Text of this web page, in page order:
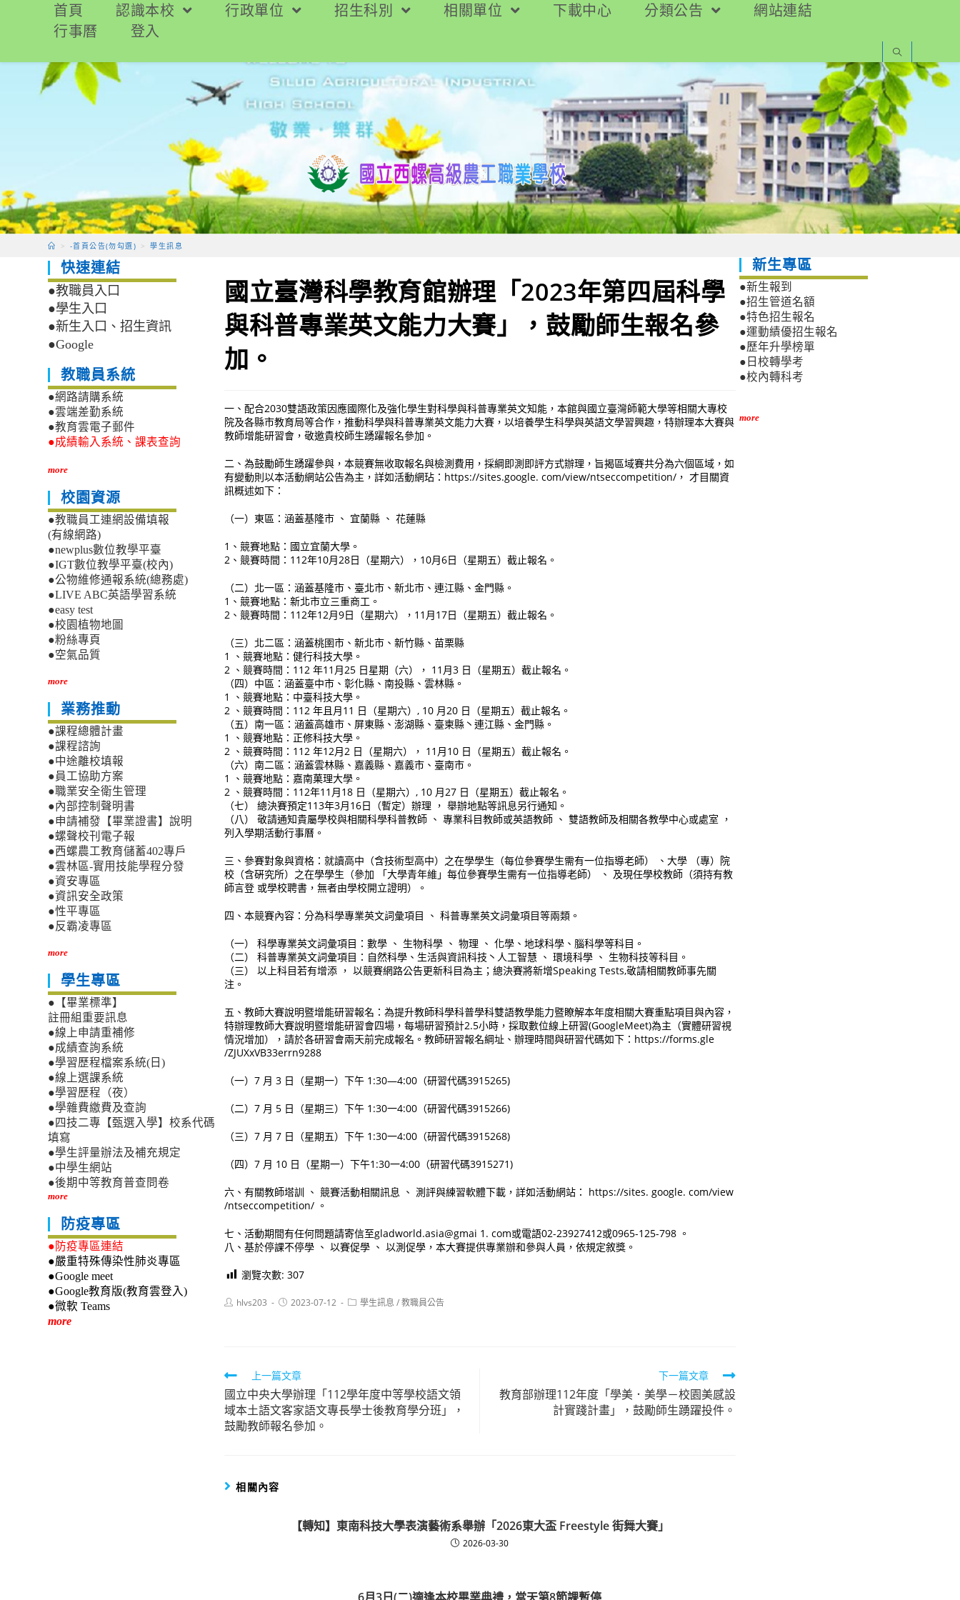
要
首頁 認識本校 行政單位 招生科別 相關單位 下載中心 分類公告
網站連結
行事曆
登入
> -首頁公告(勿勾選) > 學生訊息
國立臺灣科學教育館辦理「2023年第四屆科學
與科普專業英文能力大賽」，鼓勵師生報名參
加。
一、配合2030雙語政策因應國際化及強化學生對科學與科普專業英文知能，本館與國立臺灣師範大學等相關大專校
院及各縣市教育局等合作，推動科學與科普專業英文能力大賽，以培養學生科學與英語文學習興趣，特辦理本大賽與
教師增能研習會，敬邀貴校師生踴躍報名參加。
二、為鼓勵師生踴躍參與，本競賽無收取報名與檢測費用，採綱即測即評方式辦理，旨揭區域賽共分為六個區域，如
有變動則以本活動網站公告為主，詳如活動網玷：https://sites.google. com/view/ntseccompetition/， 才目關資
訊概述如下：
（一）東區：涵蓋基隆市 、 宜蘭縣 、 花蓮縣
1、競賽地點：國立宜蘭大學。
2、競賽時間：112年10月28日（星期六），10月6日（星期五）截止報名。
（二）北一區：涵蓋基隆市、臺北市、新北市、連江縣、金門縣。
1、競賽地點：新北市立三重商工。
2、競賽時間：112年12月9日（星期六），11月17日（星期五）截止報名。
（三）北二區：涵蓋桃圉市、新北市、新竹縣、苗栗縣
1 、競賽地點：健行科技大學。
2 、競賽時間：112 年11月25 日星期（六）， 11月3 日（星期五）截止報名。
（四）中區：涵蓋臺中市、彰化縣、南投縣、雲林縣。
1 、競賽地點：中臺科技大學。
2 、競賽時間：112 年且月11 日（星期六）, 10 月20 日（星期五）截止報名。
（五）南一區：涵蓋高雄市、屏東縣、澎湖縣、臺柬縣丶連江縣、金門縣。
1 、競賽地點：正修科技大學。
2 、競賽時間：112 年12月2 日（星期六）， 11月10 日（星期五）截止報名。
（六）南二區：涵蓋雲林縣、嘉義縣、嘉義市、臺南市。
1 、競賽地點：嘉南菓理大學。
2 、競賽時間：112年11月18 日（星期六）, 10 月27 日（星期五）截止報名。
（七） 總決賽預定113年3月16日（暫定）辦理 ， 舉辦地點等訊息另行通知。
（八） 敬請通知貴屬學校與相關科學科普教師 、 專業科目教師或英語教師 、 雙語教師及相關各教學中心或處室 ，
列入學期活動行事曆。
三、參賽對象與資格：就讀高中（含技術型高中）之在學學生（每位參賽學生需有一位指導老師） 、大學 （專）院
校（含硏究所）之在學學生（參加 「大學青年維」每位參賽學生需有一位指導老師） 、 及現任學校教師（須持有教
師言登 或學校聘書，無者由學校開立證明）。
四、本競賽內容：分為科學專業英文詞彙項目 、 科普專業英文詞彙項目等兩類。
（一） 科學專業英文詞彙項目：數學 、 生物科學 、 物理 、 化學、地球科學、腦科學等科目。
（二） 科普專業英文詞彙項目：自然科學、生活與資訊科技丶人工智慧 、 環境科學 、 生物科技等科目。
（三） 以上科目若有增添 ， 以競賽網路公告更新科目為主；總決賽將新增Speaking Tests,敬請相關教師事先關
注。
五、教師大賽說明暨增能研習報名：為提升教師科學科普學科雙語教學能力暨瞭解本年度相關大賽重點項目與內容，
特辦理教師大賽說明暨增能研習會四場，每場研習預計2.5小時，採取數位線上研習(GoogleMeet)為主（實體研習視
情況增加），請於各研習會兩天前完成報名。教師研習報名綱址、辦理時間與研習代碼如下：https://forms.gle
/ZJUXxVB33errn9288
（一）7 月 3 日（星期一）下午 1:30—4:00（研習代碼3915265)
（二）7 月 5 日（星期三）下午 1:30一4:00（研習代碼3915266)
（三）7 月 7 日（星期五）下午 1:30一4:00（研習代碼3915268)
（四）7 月 10 日（星期一）下午1:30一4:00（研習代碼3915271)
六、有關教師塔訓 、 競賽活動相關訊息 、 測評與練習軟體下載，詳如活動網站： https://sites. google. com/view
/ntseccompetition/ 。
七、活動期間有任何問題請寄信至gladworld.asia@gmai 1. com或電語02-23927412或0965-125-798 。
八、基於停課不停學 、 以賽促學 、 以測促學，本大賽提供專業辦和參與人員，依規定敘獎。
瀏覽次數: 307
Posthlvs203
Post2023-07-12
Post學生訊息 /教職員公告
Read
more
articles
上一篇文章
國立中央大學辦理「112學年度中等學校語文領
域本土語文客家語文專長學士後教育學分班」，
鼓勵教師報名參加。
下一篇文章
教育部辦理112年度「學美．美學－校園美感設
計實踐計畫」，鼓勵師生踴躍投件。
相關內容
【轉知】東南科技大學表演藝術系舉辦「2026東大盃 Freestyle 街舞大賽」
2026-03-30
快速連結
●教職員入口
●學生入口
●新生入口、招生資訊
●Google
教職員系統
●網路請購系統
●雲端差勤系統
●教育雲電子郵件
●成績輸入系統、課表查詢
more
校園資源
●教職員工連網設備填報
(有線網路)
●newplus數位教學平臺
●IGT數位教學平臺(校內)
●公物維修通報系統(總務處)
●LIVE ABC英語學習系統
●easy test
●校園植物地圖
●粉絲專頁
●空氣品質
more
業務推動
●課程總體計畫
●課程諮詢
●中途離校填報
●員工協助方案
●職業安全衛生管理
●內部控制聲明書
●申請補發【畢業證書】說明
●螺聲校刊電子報
●西螺農工教育儲蓄402專戶
●雲林區-實用技能學程分發
●資安專區
●資訊安全政策
●性平專區
●反霸凌專區
more
學生專區
●【畢業標準】
註冊組重要訊息
●線上申請重補修
●成績查詢系統
●學習歷程檔案系統(日)
●線上選課系統
●學習歷程（夜）
●學雜費繳費及查詢
●四技二專【甄選入學】校系代碼
填寫
●學生評量辦法及補充規定
●中學生網站
●後期中等教育普查問卷
more
防疫專區
●防疫專區連結
●嚴重特殊傳染性肺炎專區
●Google meet
●Google教育版(教育雲登入)
●微軟 Teams
more
新生專區
●新生報到
●招生管道名額
●特色招生報名
●運動績優招生報名
●歷年升學榜單
●日校轉學考
●校內轉科考
more